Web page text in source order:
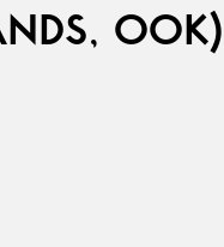
OOK)